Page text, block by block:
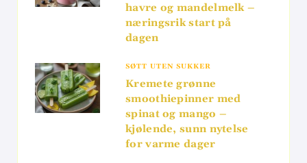
havre og mandelmelk –
næringsrik start på
dagen
SØTT UTEN SUKKER
Kremete grønne
smoothiepinner med
spinat og mango –
kjølende, sunn nytelse
for varme dager